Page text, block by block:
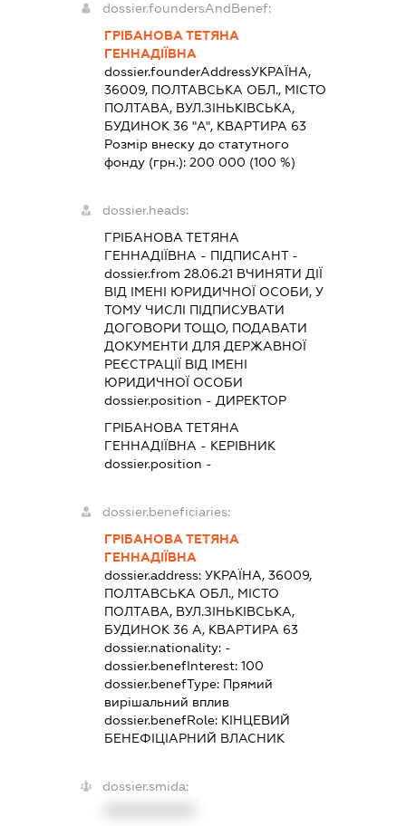
dossier.foundersAndBenef:
ГРІБАНОВА ТЕТЯНА
ГЕННАДІЇВНА
dossier.founderAddressУКРАЇНА,
36009, ПОЛТАВСЬКА ОБЛ., МІСТО
ПОЛТАВА, ВУЛ.ЗІНЬКІВСЬКА,
БУДИНОК 36 "А", КВАРТИРА 63
Розмір внеску до статутного
фонду (грн.): 200 000 (100 %)
dossier.heads:
ГРІБАНОВА ТЕТЯНА
ГЕННАДІЇВНА - ПІДПИСАНТ-
dossier.from 28.06.21 ВЧИНЯТИ ДІЇ
ВІД ІМЕНІ ЮРИДИЧНОЇ ОСОБИ, У
ТОМУ ЧИСЛІ ПІДПИСУВАТИ
ДОГОВОРИ ТОЩО, ПОДАВАТИ
ДОКУМЕНТИ ДЛЯ ДЕРЖАВНОЇ
РЕЄСТРАЦІЇ ВІД ІМЕНІ
ЮРИДИЧНОЇ ОСОБИ
dossier.position - ДИРЕКТОР
ГРІБАНОВА ТЕТЯНА
ГЕННАДІЇВНА - КЕРІВНИК
dossier.position -
dossier.beneficiaries:
ГРІБАНОВА ТЕТЯНА
ГЕННАДІЇВНА
dossier.address: УКРАЇНА, 36009,
ПОЛТАВСЬКА ОБЛ., МІСТО
ПОЛТАВА, ВУЛ.ЗІНЬКІВСЬКА,
БУДИНОК 36 А, КВАРТИРА 63
dossier.nationality: -
dossier.benefInterest: 100
dossier.benefType: Прямий
вирішальний вплив
dossier.benefRole: КІНЦЕВИЙ
БЕНЕФІЦІАРНИЙ ВЛАСНИК
dossier.smida: